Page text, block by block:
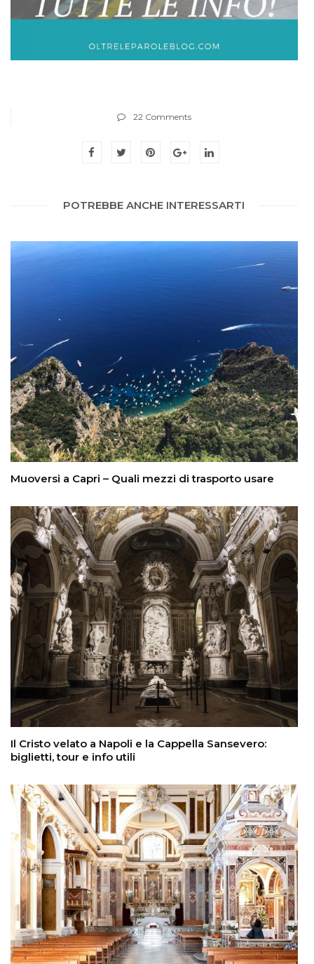
22 Comments
POTREBBE ANCHE INTERESSARTI
Muoversi a Capri – Quali mezzi di trasporto usare
Il Cristo velato a Napoli e la Cappella Sansevero:
biglietti, tour e info utili